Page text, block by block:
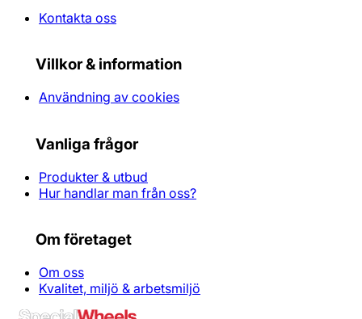
Kontakta oss
Villkor & information
Användning av cookies
Vanliga frågor
Produkter & utbud
Hur handlar man från oss?
Om företaget
Om oss
Kvalitet, miljö & arbetsmiljö